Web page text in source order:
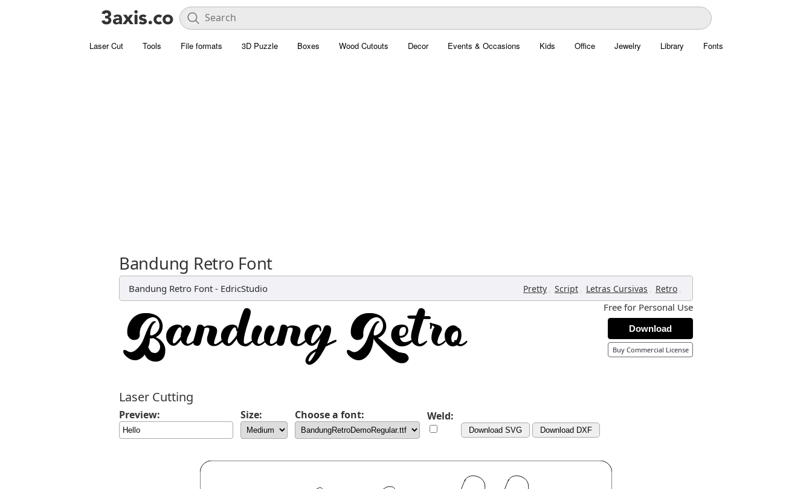
Laser Cut Tools File formats 3D Puzzle Boxes Wood Cutouts Decor Events & Occasions Kids Office Jewelry Library Fonts
Bandung Retro Font
Bandung Retro Font - EdricStudio Pretty , Script , Letras Cursivas , Retro ,
Free for Personal Use
Download
Buy Commercial License
Laser Cutting
Preview: Size: Choose a font: Weld:
Download SVG Download DXF